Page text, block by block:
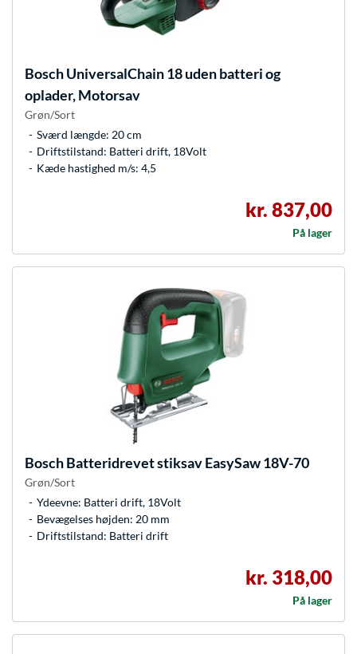
BoschUniversalChain 18 uden batteri og
oplader, Motorsav
Grøn/Sort
Sværd længde: 20 cm
Driftstilstand: Batteri drift, 18Volt
Kæde hastighed m/s: 4,5
kr. 837,00
På lager
BoschBatteridrevet stiksav EasySaw 18V-70
Grøn/Sort
Ydeevne: Batteri drift, 18Volt
Bevægelses højden: 20 mm
Driftstilstand: Batteri drift
kr. 318,00
På lager